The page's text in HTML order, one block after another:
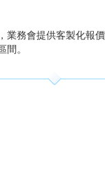
業務會提供客製化報
。